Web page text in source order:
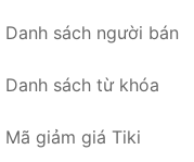
Danh sách người bán
Danh sách từ khóa
Mã giảm giá Tiki